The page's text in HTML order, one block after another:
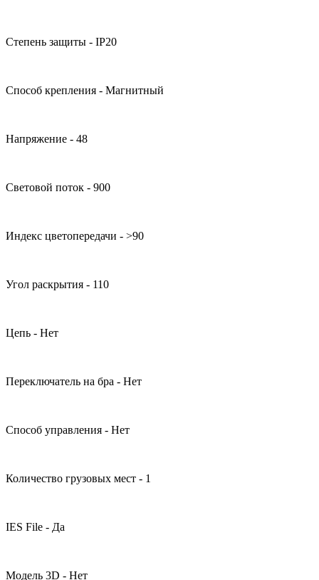
Степень защиты - IP20
Способ крепления - Магнитный
Напряжение - 48
Световой поток - 900
Индекс цветопередачи - >90
Угол раскрытия - 110
Цепь - Нет
Переключатель на бра - Нет
Способ управления - Нет
Количество грузовых мест - 1
IES File - Да
Модель 3D - Нет